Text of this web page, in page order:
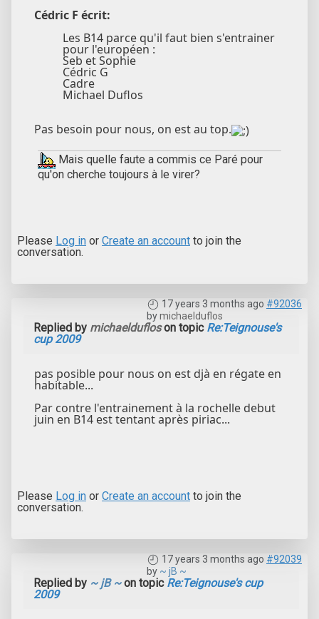
Cédric F écrit:
Les B14 parce qu'il faut bien s'entrainer
pour l'européen :
Seb et Sophie
Cédric G
Cadre
Michael Duflos
Pas besoin pour nous, on est au top.
Mais quelle faute a commis ce Paré pour
qu'on cherche toujours à le virer?
Please Log in or Create an account to join the
conversation.
17 years 3 months ago #92036
bymichaelduflos
Replied by michaeldufloson topic Re:Teignouse's
cup 2009
pas posible pour nous on est djà en régate en
habitable...
Par contre l'entrainement à la rochelle debut
juin en B14 est tentant après piriac...
Please Log in or Create an account to join the
conversation.
17 years 3 months ago #92039
by ~ jB ~
Replied by ~ jB ~on topic Re:Teignouse's cup
2009